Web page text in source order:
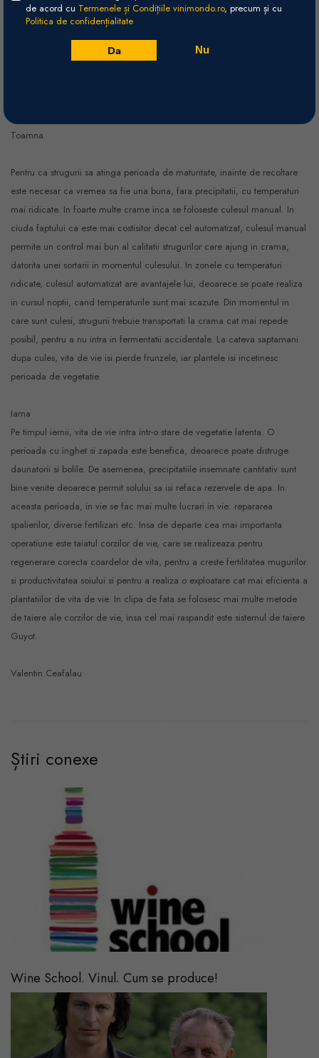
de acord cu Termenele și Condițiile vinimondo.ro, precum și cu
Politica de confidențialitate
Da Nu
viticultori pot efectua taieri in verde a anumitor ciorchini si coarde
infrunzite, cu scopul de a regla procesele de crestere si fructificare in
vederea dimensionarii productiei, respectiv pentru a facilita circulatia
aerului si pentru expunerea strugurilor la soare. De asemenea, in aceasta
Toamna
Pentru ca strugurii sa atinga perioada de maturitate, inainte de recoltare
este necesar ca vremea sa fie una buna, fara precipitatii, cu temperaturi
mai ridicate. In foarte multe crame inca se foloseste culesul manual. In
ciuda faptului ca este mai costisitor decat cel automatizat, culesul manual
permite un control mai bun al calitatii strugurilor care ajung in crama,
datorita unei sortarii in momentul culesului. In zonele cu temperaturi
ridicate, culesul automatizat are avantajele lui, deoarece se poate realiza
in cursul noptii, cand temperaturile sunt mai scazute. Din momentul in
care sunt culesi, strugurii trebuie transportati la crama cat mai repede
posibil, pentru a nu intra in fermentatii accidentale. La cateva saptamani
dupa cules, vita de vie isi pierde frunzele, iar plantele isi incetinesc
perioada de vegetatie.
Iarna
Pe timpul iernii, vita de vie intra intr-o stare de vegetatie latenta. O
perioada cu inghet si zapada este benefica, deoarece poate distruge
daunatorii si bolile. De asemenea, precipitatiile insemnate cantitativ sunt
bine venite deoarece permit solului sa isi refaca rezervele de apa. In
aceasta perioada, in vie se fac mai multe lucrari in vie: repararea
spalierilor, diverse fertilizari etc. Insa de departe cea mai importanta
operatiune este taiatul corzilor de vie, care se realizeaza pentru
regenerare corecta coardelor de vita, pentru a creste fertilitatea mugurilor
si productivitatea soiului si pentru a realiza o exploatare cat mai eficienta a
plantatiilor de vita de vie. In clipa de fata se folosesc mai multe metode
de taiere ale corzilor de vie, insa cel mai raspandit este sistemul de taiere
Guyot.
Valentin Ceafalau
Știri conexe
Wine School. Vinul. Cum se produce!